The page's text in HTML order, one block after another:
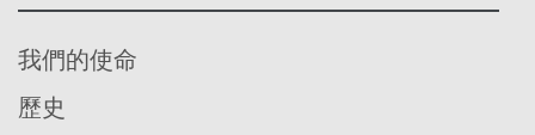
我們的使命
歷史